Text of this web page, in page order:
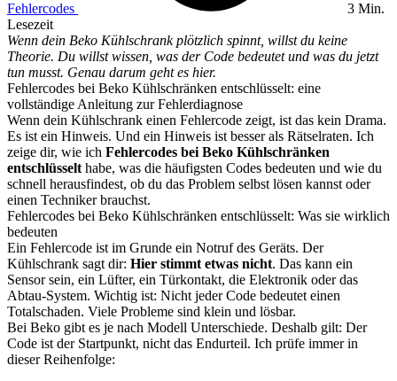
Fehlercodes
3 Min.
Lesezeit
Wenn dein Beko Kühlschrank plötzlich spinnt, willst du keine
Theorie. Du willst wissen, was der Code bedeutet und was du jetzt
tun musst. Genau darum geht es hier.
Fehlercodes bei Beko Kühlschränken entschlüsselt: eine
vollständige Anleitung zur Fehlerdiagnose
Wenn dein Kühlschrank einen Fehlercode zeigt, ist das kein Drama.
Es ist ein Hinweis. Und ein Hinweis ist besser als Rätselraten. Ich
zeige dir, wie ich Fehlercodes bei Beko Kühlschränken
entschlüsselt habe, was die häufigsten Codes bedeuten und wie du
schnell herausfindest, ob du das Problem selbst lösen kannst oder
einen Techniker brauchst.
Fehlercodes bei Beko Kühlschränken entschlüsselt: Was sie wirklich
bedeuten
Ein Fehlercode ist im Grunde ein Notruf des Geräts. Der
Kühlschrank sagt dir: Hier stimmt etwas nicht. Das kann ein
Sensor sein, ein Lüfter, ein Türkontakt, die Elektronik oder das
Abtau-System. Wichtig ist: Nicht jeder Code bedeutet einen
Totalschaden. Viele Probleme sind klein und lösbar.
Bei Beko gibt es je nach Modell Unterschiede. Deshalb gilt: Der
Code ist der Startpunkt, nicht das Endurteil. Ich prüfe immer in
dieser Reihenfolge: